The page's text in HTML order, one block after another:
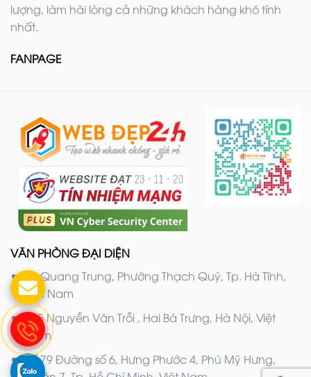
lượng, làm hài lòng cả những khách hàng khó tính
nhất.
FANPAGE
VĂN PHÒNG ĐẠI DIỆN
20 Quang Trung, Phường Thạch Quý, Tp. Hà Tĩnh,
Việt Nam
205 Nguyễn Văn Trỗi , Hai Bà Trưng, Hà Nội, Việt
Nam
Số 79 Đường số 6, Hưng Phước 4, Phú Mỹ Hưng,